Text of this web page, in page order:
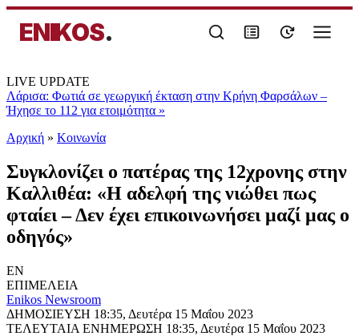
ENIKOS.
LIVE UPDATE
Λάρισα: Φωτιά σε γεωργική έκταση στην Κρήνη Φαρσάλων –
Ήχησε το 112 για ετοιμότητα »
Αρχική » Κοινωνία
Συγκλονίζει ο πατέρας της 12χρονης στην
Καλλιθέα: «Η αδελφή της νιώθει πως
φταίει – Δεν έχει επικοινωνήσει μαζί μας ο
οδηγός»
EN
ΕΠΙΜΕΛΕΙΑ
Enikos Newsroom
ΔΗΜΟΣΙΕΥΣΗ 18:35, Δευτέρα 15 Μαΐου 2023
ΤΕΛΕΥΤΑΙΑ ΕΝΗΜΕΡΩΣΗ 18:35, Δευτέρα 15 Μαΐου 2023